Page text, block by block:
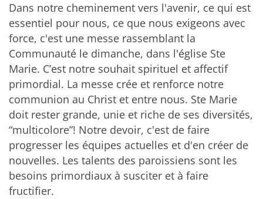
Dans notre cheminement vers l'avenir, ce qui est
essentiel pour nous, ce que nous exigeons avec
force, c'est une messe rassemblant la
Communauté le dimanche, dans l'église Ste
Marie. C’est notre souhait spirituel et affectif
primordial. La messe crée et renforce notre
communion au Christ et entre nous. Ste Marie
doit rester grande, unie et riche de ses diversités,
“multicolore”! Notre devoir, c'est de faire
progresser les équipes actuelles et d'en créer de
nouvelles. Les talents des paroissiens sont les
besoins primordiaux à susciter et à faire
fructifier.